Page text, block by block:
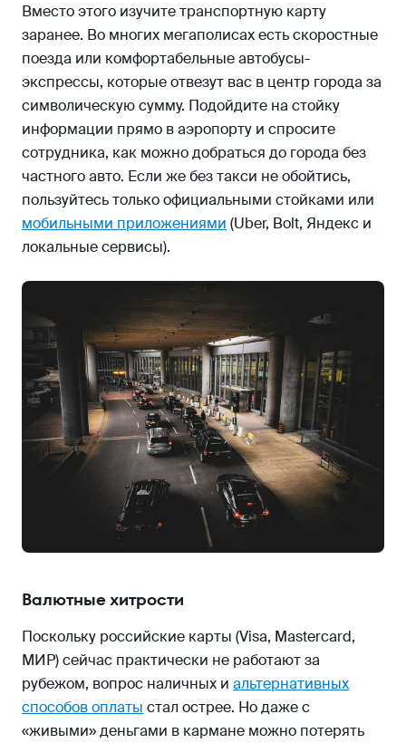
Вместо этого изучите транспортную карту
заранее. Во многих мегаполисах есть скоростные
поезда или комфортабельные автобусы-
экспрессы, которые отвезут вас в центр города за
символическую сумму. Подойдите на стойку
информации прямо в аэропорту и спросите
сотрудника, как можно добраться до города без
частного авто. Если же без такси не обойтись,
пользуйтесь только официальными стойками или
мобильными приложениями (Uber, Bolt, Яндекс и
локальные сервисы).
Валютные хитрости
Поскольку российские карты (Visa, Mastercard,
МИР) сейчас практически не работают за
рубежом, вопрос наличных и альтернативных
способов оплаты стал острее. Но даже с
«живыми» деньгами в кармане можно потерять